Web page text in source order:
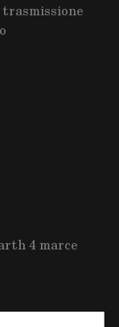
trasmissione
4 marce